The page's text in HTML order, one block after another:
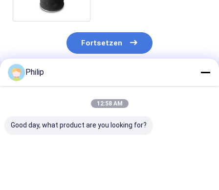
Fortsetzen
Empfohlene Produkte
Philip
12:58 AM
Good day, what product are you looking for?